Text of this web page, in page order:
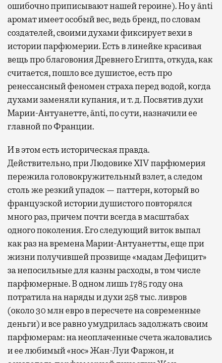
ошибочно приписывают нашей героине). Но у ānti
аромат имеет особый вес, ведь бренд, по словам
создателей, своими духами фиксирует вехи в
истории парфюмерии. Есть в линейке красивая
вещь про благовония Древнего Египта, откуда, как
считается, пошло все душистое, есть про
ренессансный феномен страха перед водой, когда
духами заменяли купания, и т. д. Посвятив духи
Марии-Антуанетте, ānti, по сути, назначили ее
главной по Франции.
И в этом есть историческая правда.
Действительно, при Людовике XIV парфюмерия
пережила головокружительный взлет, а следом
столь же резкий упадок — паттерн, который во
французской истории душистого повторялся
много раз, причем почти всегда в масштабах
одного поколения. Его следующий виток выпал
как раз на времена Марии-Антуанетты, еще при
жизни получившей прозвище «мадам Дефицит»
за непосильные для казны расходы, в том числе
парфюмерные. В одном лишь 1785 году она
потратила на наряды и духи 258 тыс. ливров
(около 30 млн евро в пересчете на современные
деньги) и все равно умудрилась задолжать своим
парфюмерам: на неоплаченные счета жаловались
и ее любимый «нос» Жан-Луи Фаржон, и